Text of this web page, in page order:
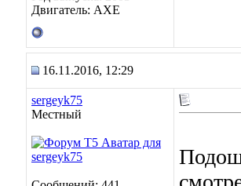
Двигатель: АХЕ
16.11.2016, 12:29
sergeyk75
Местный